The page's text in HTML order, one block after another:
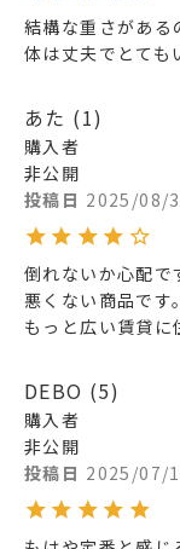
結構な重さがある
体は丈夫でとても
あた 1
購入者
非公開
投稿日 2025/08/
倒れないか心配で
悪くない商品で
もっと広い賃貸に
DEBO 5
購入者
非公開
投稿日 2025/07/